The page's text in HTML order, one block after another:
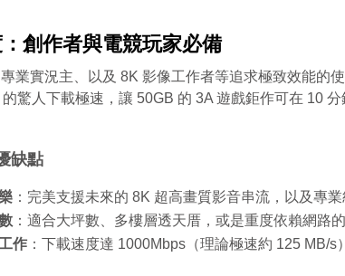
創作者與電競玩家必備
業實況主、以及 8K 影像工作者等追求極致效能的
驚人下載極速，讓 50GB 的 3A 遊戲鉅作可在 10
缺點
：完美支援未來的 8K 超高畫質影音串流，以及專
：適合大坪數、多樓層透天厝，或是重度依賴網路
作 ：下載速度達 1000Mbps（理論極速約 125 MB/
我知道了